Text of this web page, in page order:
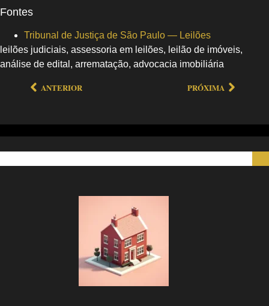
Fontes
Tribunal de Justiça de São Paulo — Leilões
leilões judiciais, assessoria em leilões, leilão de imóveis,
análise de edital, arrematação, advocacia imobiliária
ANTERIOR PRÓXIMA